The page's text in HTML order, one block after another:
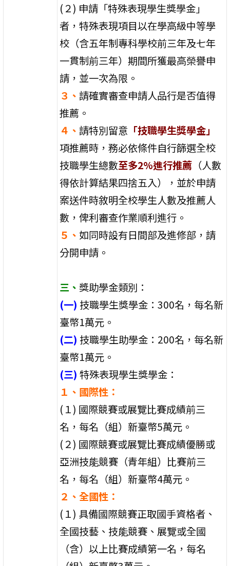
(２) 申請「特殊表現學生獎學金」
者，特殊表現項目以在學高級中等學
校（含五年制專科學校前三年及七年
一貫制前三年）期間所獲最高榮譽申
請，並一次為限。
３、 請確實審查申請人品行是否值得
推薦。
４、 請特別留意 「技職學生獎學金」
項推薦時，務必依條件自行篩選全校
技職學生總數至多2%進行推薦 （人數
得依計算結果四捨五入），並於申請
案送件時敘明全校學生人數及推薦人
數，俾利審查作業順利進行。
５、如同時設有日間部及進修部，請
分開申請。
三、 獎助學金類別：
(一) 技職學生獎學金：300名，每名新
臺幣1萬元。
(二) 技職學生助學金：200名，每名新
臺幣1萬元。
(三) 特殊表現學生獎學金：
１、國際性：
(１) 國際競賽或展覽比賽成績前三
名，每名（組）新臺幣5萬元。
(２) 國際競賽或展覽比賽成績優勝或
亞洲技能競賽（青年組）比賽前三
名，每名（組）新臺幣4萬元。
２、全國性：
(１) 具備國際競賽正取國手資格者、
全國技藝、技能競賽、展覽或全國
（含）以上比賽成績第一名，每名